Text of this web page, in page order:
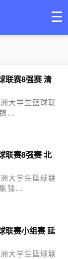
☰
联赛8强赛 清
大学生篮球联
...
联赛8强赛 北
大学生篮球联
锦...
联赛小组赛 延
大学生篮球联